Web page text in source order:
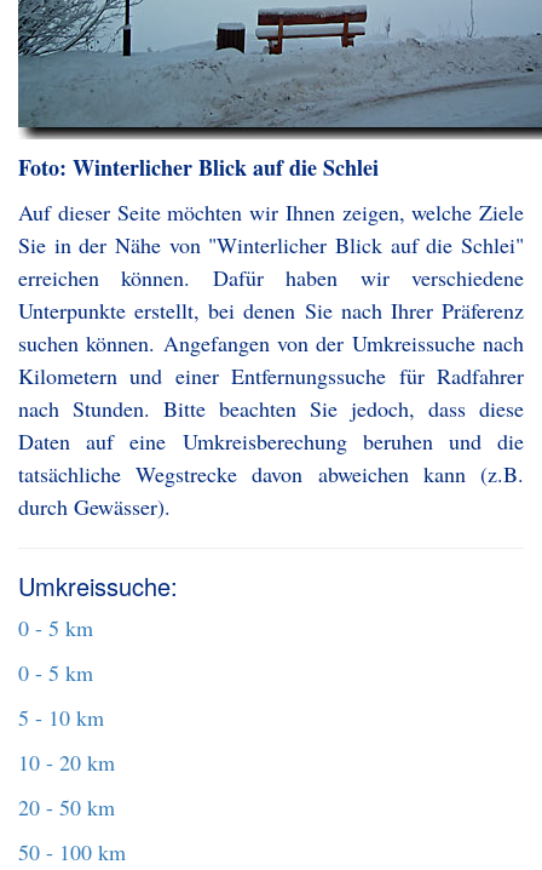
Foto: Winterlicher Blick auf die Schlei
Auf dieser Seite möchten wir Ihnen zeigen, welche Ziele
Sie in der Nähe von "Winterlicher Blick auf die Schlei"
erreichen können. Dafür haben wir verschiedene
Unterpunkte erstellt, bei denen Sie nach Ihrer Präferenz
suchen können. Angefangen von der Umkreissuche nach
Kilometern und einer Entfernungssuche für Radfahrer
nach Stunden. Bitte beachten Sie jedoch, dass diese
Daten auf eine Umkreisberechung beruhen und die
tatsächliche Wegstrecke davon abweichen kann (z.B.
durch Gewässer).
Umkreissuche:
0 - 5 km
0 - 5 km
5 - 10 km
10 - 20 km
20 - 50 km
50 - 100 km